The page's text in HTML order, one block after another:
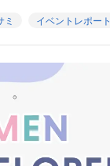
ミ イベントレポート